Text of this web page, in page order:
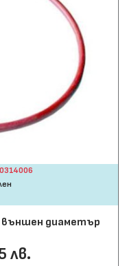
0314006
външен диаметър
лв.